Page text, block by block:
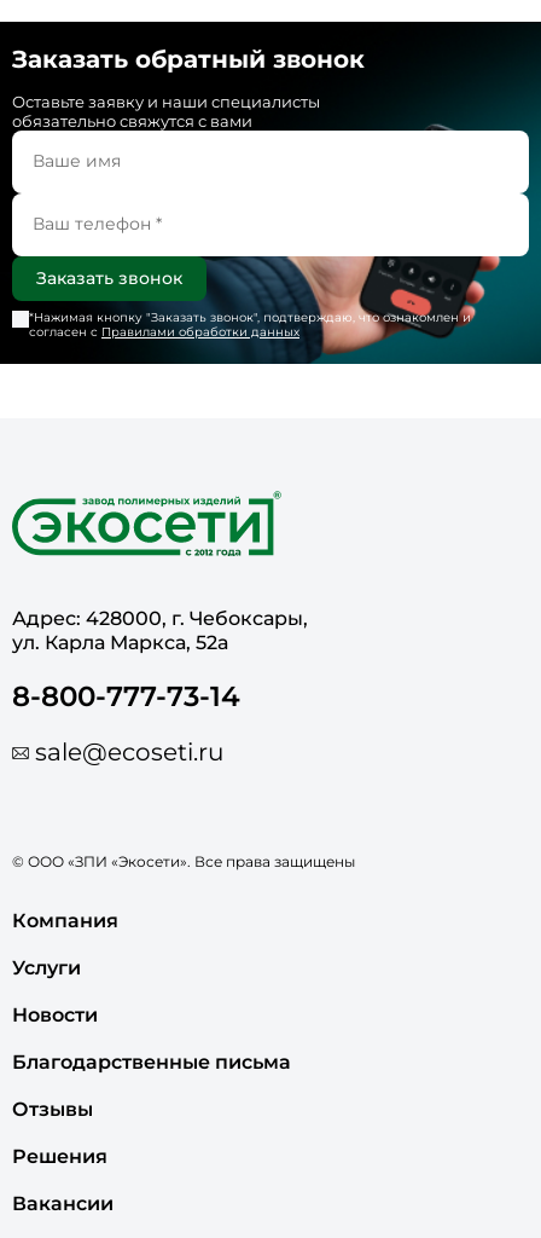
Заказать обратный звонок
Оставьте заявку и наши специалисты
обязательно свяжутся с вами
*Нажимая кнопку "Заказать звонок", подтверждаю, что ознакомлен и
согласен с Правилами обработки данных
Адрес: 428000, г. Чебоксары,
ул. Карла Маркса, 52а
8-800-777-73-14
sale@ecoseti.ru
© ООО «ЗПИ «Экосети». Все права защищены
Компания
Услуги
Новости
Благодарственные письма
Отзывы
Решения
Вакансии